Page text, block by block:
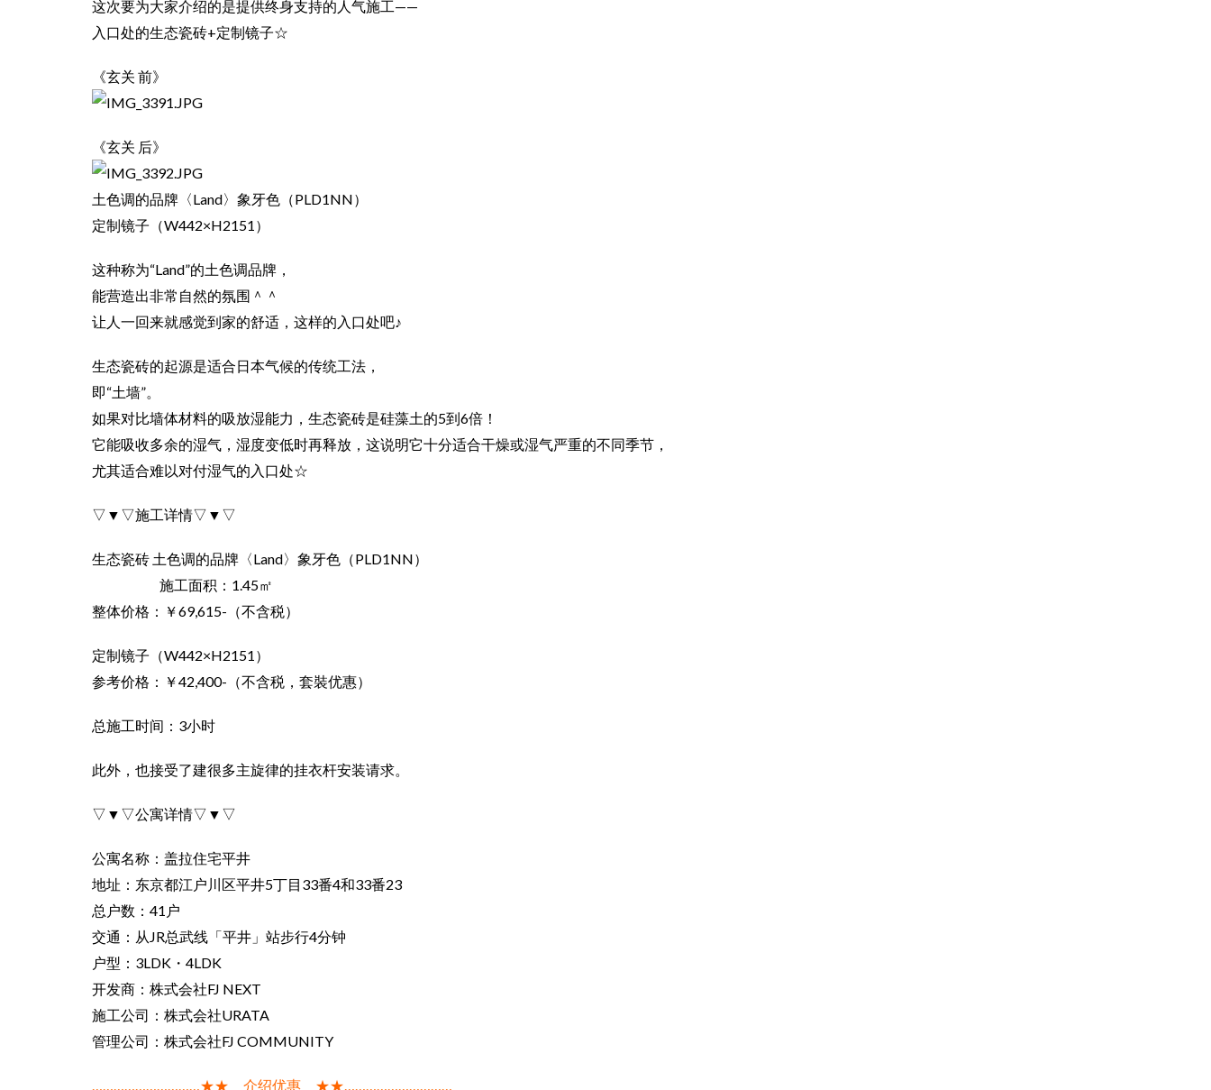
这次要为大家介绍的是提供终身支持的人气施工——
⼊⼝处的生态瓷砖+定制镜子☆
《玄关 前》
《玄关 后》
⼟色调的品牌〈Land〉象牙色（PLD1NN）
定制镜子（W442×H2151）
这种称为“Land”的⼟色调品牌，
能营造出非常自然的氛围＾＾
让人一回来就感觉到家的舒适，这样的⼊⼝处吧♪
生态瓷砖的起源是适合日本气候的传统工法，
即“土墙”。
如果对比墙体材料的吸放湿能力，生态瓷砖是硅藻土的5到6倍！
它能吸收多余的湿气，湿度变低时再释放，这说明它十分适合干燥或湿气严重的不同季节，
尤其适合难以对付湿气的⼊⼝处☆
▽▼▽施工详情▽▼▽
生态瓷砖 土色调的品牌〈Land〉象牙色（PLD1NN）
施工面积：1.45㎡
整体价格：￥69,615-（不含税）
定制镜子（W442×H2151）
参考价格：￥42,400-（不含税，套裝优惠）
总施工时间：3小时
此外，也接受了建很多主旋律的挂衣杆安装请求。
▽▼▽公寓详情▽▼▽
公寓名称：盖拉住宅平井
地址：东京都江户川区平井5丁目33番4和33番23
总户数：41户
交通：从JR总武线「平井」站步行4分钟
户型：3LDK・4LDK
开发商：株式会社FJ NEXT
施工公司：株式会社URATA
管理公司：株式会社FJ COMMUNITY
…………………………★★ 介绍优惠 ★★…………………………